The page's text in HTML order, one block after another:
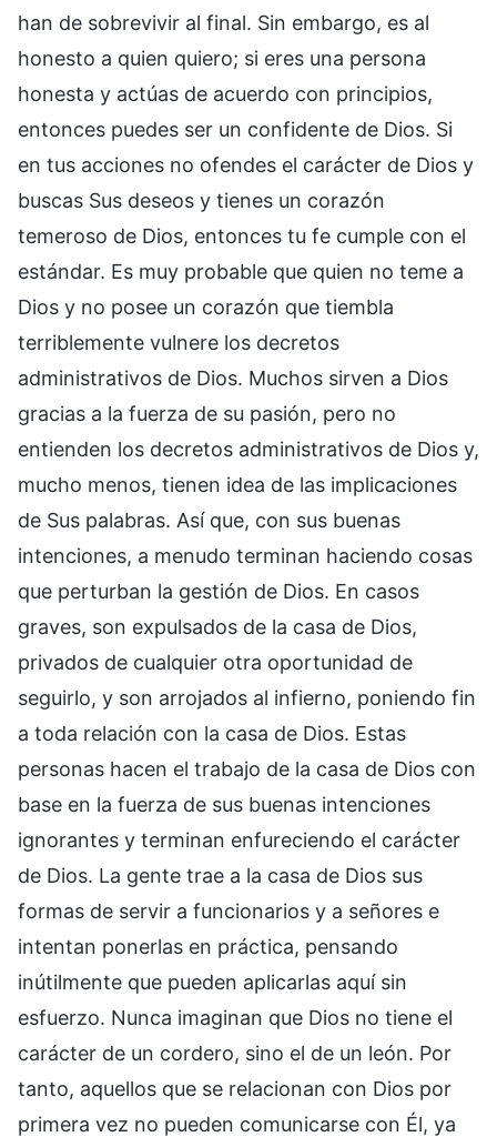
han de sobrevivir al final. Sin embargo, es al
honesto a quien quiero; si eres una persona
honesta y actúas de acuerdo con principios,
entonces puedes ser un confidente de Dios. Si
en tus acciones no ofendes el carácter de Dios y
buscas Sus deseos y tienes un corazón
temeroso de Dios, entonces tu fe cumple con el
estándar. Es muy probable que quien no teme a
Dios y no posee un corazón que tiembla
terriblemente vulnere los decretos
administrativos de Dios. Muchos sirven a Dios
gracias a la fuerza de su pasión, pero no
entienden los decretos administrativos de Dios y,
mucho menos, tienen idea de las implicaciones
de Sus palabras. Así que, con sus buenas
intenciones, a menudo terminan haciendo cosas
que perturban la gestión de Dios. En casos
graves, son expulsados de la casa de Dios,
privados de cualquier otra oportunidad de
seguirlo, y son arrojados al infierno, poniendo fin
a toda relación con la casa de Dios. Estas
personas hacen el trabajo de la casa de Dios con
base en la fuerza de sus buenas intenciones
ignorantes y terminan enfureciendo el carácter
de Dios. La gente trae a la casa de Dios sus
formas de servir a funcionarios y a señores e
intentan ponerlas en práctica, pensando
inútilmente que pueden aplicarlas aquí sin
esfuerzo. Nunca imaginan que Dios no tiene el
carácter de un cordero, sino el de un león. Por
tanto, aquellos que se relacionan con Dios por
primera vez no pueden comunicarse con Él, ya